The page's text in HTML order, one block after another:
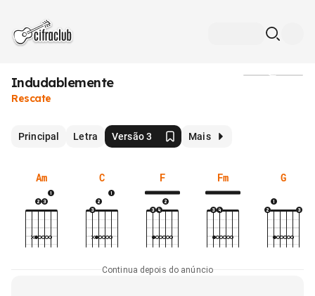
Indudablemente
Rescate
Principal Letra Versão 3 Mais
Am C F Fm G
Continua depois do anúncio